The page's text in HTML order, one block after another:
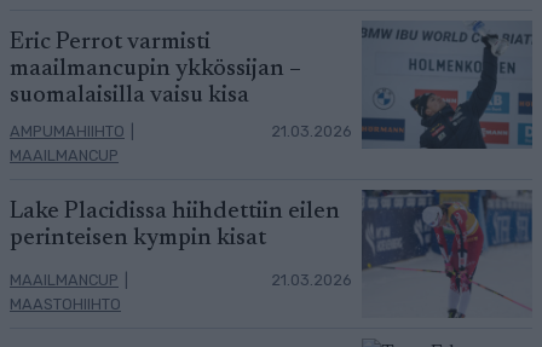
Eric Perrot varmisti
maailmancupin ykkössijan –
suomalaisilla vaisu kisa
AMPUMAHIIHTO
MAAILMANCUP
21.03.2026
Lake Placidissa hiihdettiin eilen
perinteisen kympin kisat
MAAILMANCUP
MAASTOHIIHTO
21.03.2026